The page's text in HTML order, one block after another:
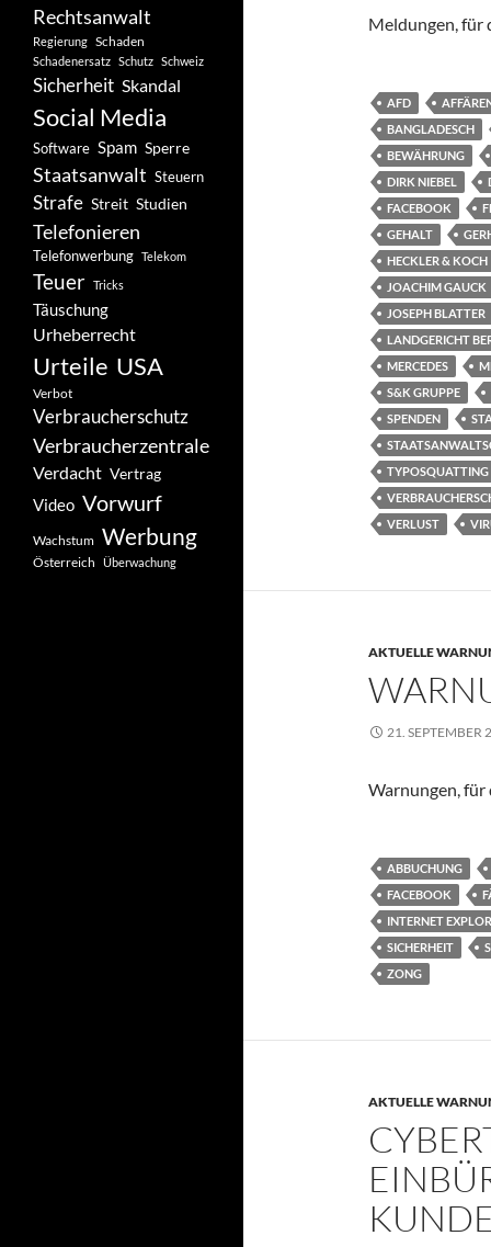
Meldungen, für
AFD
BANGLADESCH
BEWÄHRUNG
DIRK NIEBEL
FACEBOOK
GEHALT
HECKLER & KOCH
JOACHIM GAUCK
JOSEPH BLATTER
LANDGERICHT
MERCEDES
S&K GRUPPE
SPENDEN
TYPOSQUATTING
VERLUST
AKTUELLE
21. SEPTEMBER
Warnungen, für
ABBUCHUNG
FACEBOOK
INTERNET
SICHERHEIT
ZONG
AKTUELLE
Rechtsanwalt
Regierung Schaden
Schadenersatz Schutz Schweiz
Sicherheit Skandal
Social Media
Software Spam Sperre
Staatsanwalt Steuern
Strafe Streit Studien
Telefonieren
Telefonwerbung Telekom
Teuer Tricks
Täuschung
Urheberrecht
Urteile USA
Verbot
Verbraucherschutz
Verbraucherzentrale
Verdacht Vertrag
Video Vorwurf
Wachstum Werbung
Österreich Überwachung